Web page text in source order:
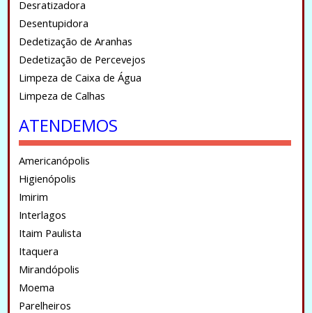
Desratizadora
Desentupidora
Dedetização de Aranhas
Dedetização de Percevejos
Limpeza de Caixa de Água
Limpeza de Calhas
ATENDEMOS
Americanópolis
Higienópolis
Imirim
Interlagos
Itaim Paulista
Itaquera
Mirandópolis
Moema
Parelheiros